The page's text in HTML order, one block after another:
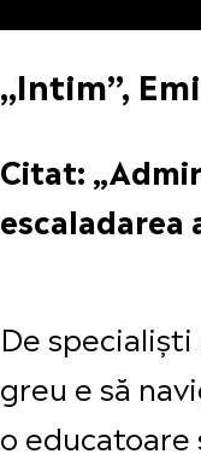
„Intim”,
Citat:
escaladarea
De
greu e să
o educatoare